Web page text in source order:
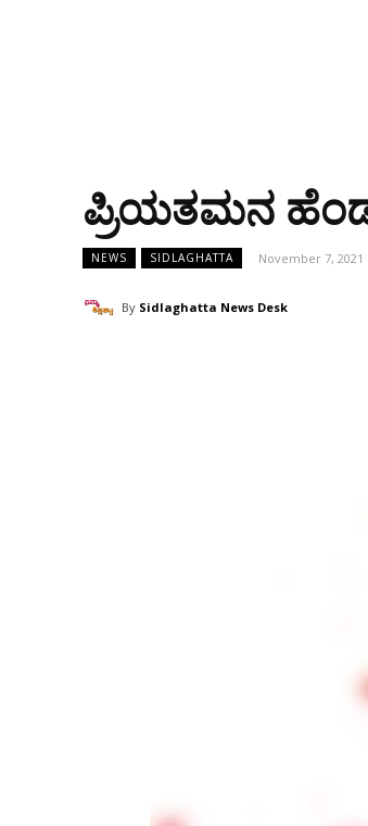
ಪ್ರಿಯತಮನ
NEWS SIDLAGHATTA November 7, 2021
By Sidlaghatta News Desk